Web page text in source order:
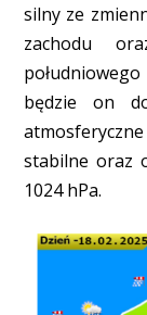
silny ze
zachodu
będzie on
stabilne oraz
1024 hPa.